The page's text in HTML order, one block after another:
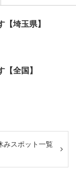
埼玉県】
全国】
みスポット一覧